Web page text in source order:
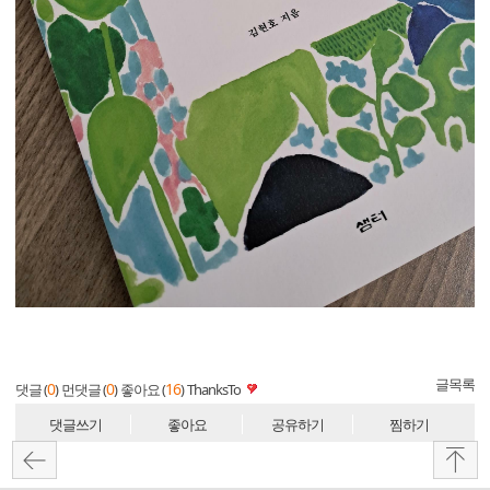
댓글 (0) 먼댓글 (0) 좋아요 (16)ThanksTo 글목록
댓글쓰기 좋아요 공유하기 찜하기